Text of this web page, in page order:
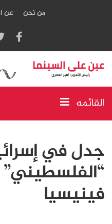
من نحن عن
القائمه
جدل في
فينيسيا